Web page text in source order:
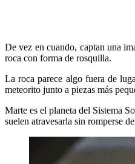
De vez en cuando, captan una
roca con forma de rosquilla.
La roca parece algo fuera de
meteorito junto a piezas más
Marte es el planeta del Sistema
suelen atravesarla sin romperse